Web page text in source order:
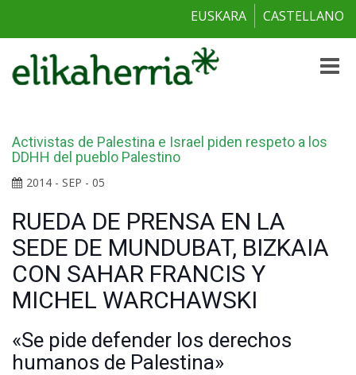
EUSKARA CASTELLANO
Toggle
Activistas de Palestina e Israel piden respeto a los
DDHH del pueblo Palestino
2014 - SEP - 05
RUEDA DE PRENSA EN LA
SEDE DE MUNDUBAT, BIZKAIA
CON SAHAR FRANCIS Y
MICHEL WARCHAWSKI
«Se pide defender los derechos
humanos de Palestina»